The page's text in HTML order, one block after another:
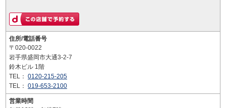
住所/電話番号
〒020-0022
岩手県盛岡市大通3-2-7
鈴木ビル 1階
TEL： 0120-215-205
TEL： 019-653-2100
営業時間